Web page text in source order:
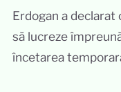
Erdogan a declarat
să lucreze
încetarea